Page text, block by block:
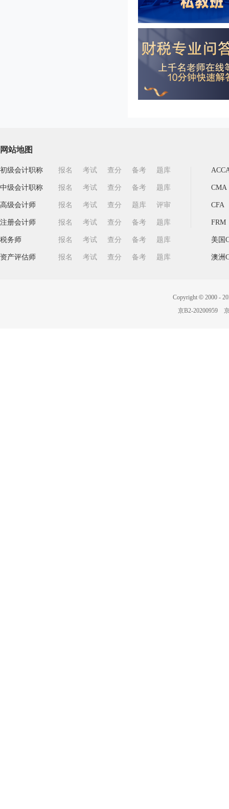
网站地图
初级会计职称 报名 考试 查分 备考 题库
中级会计职称 报名 考试 查分 备考 题库
高级会计师 报名 考试 查分 题库 评审
注册会计师 报名 考试 查分 备考 题库
税务师 报名 考试 查分 备考 题库
资产评估师 报名 考试 查分 备考 题库
CMA
CFA
FRM
美国
澳洲
Copyright © 2000 -
京B2-20200959